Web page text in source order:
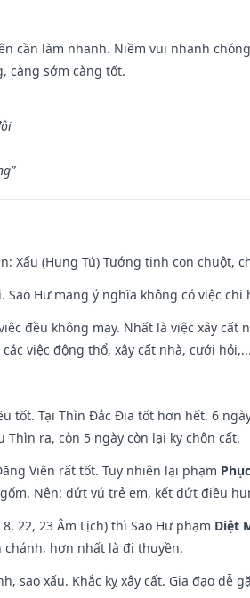
cần làm nhanh. Niềm vui nhanh
càng sớm càng tốt.
Xấu (Hung Tú) Tướng tinh con chuột,
Sao Hư mang ý nghĩa không có việc chi
đều không may. Nhất là việc xây
việc động thổ, xây cất nhà, cưới
tốt. Tại Thìn Đắc Địa tốt hơn hết. 6
ra, còn 5 ngày còn lại kỵ chôn cất.
Viên rất tốt. Tuy nhiên lại phạm
Nên: dứt vú trẻ em, kết dứt điều
22, 23 Âm Lịch) thì Sao Hư phạm Diệt
chánh, hơn nhất là đi thuyền.
sao xấu. Khắc kỵ xây cất. Gia đạo dễ